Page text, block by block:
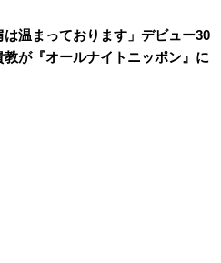
は温まっております」デビュー30
教が『オールナイトニッポン』に